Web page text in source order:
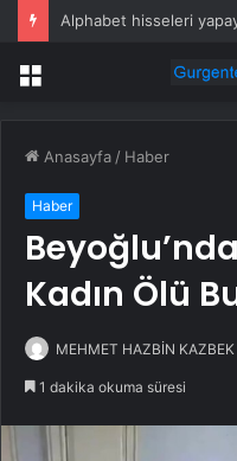
Menü
Anasayfa / Haber
Haber
Kadın Ölü
MEHMET HAZBİN KAZBEK
1 dakika okuma süresi